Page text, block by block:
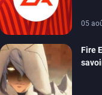
05
Fire